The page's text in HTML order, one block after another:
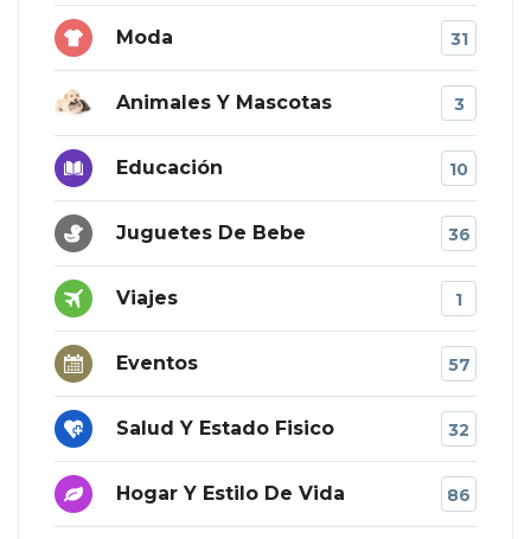
Moda 31
Animales Y Mascotas 3
Educación 10
Juguetes De Bebe 36
Viajes 1
Eventos 57
Salud Y Estado Fisico 32
Hogar Y Estilo De Vida 86